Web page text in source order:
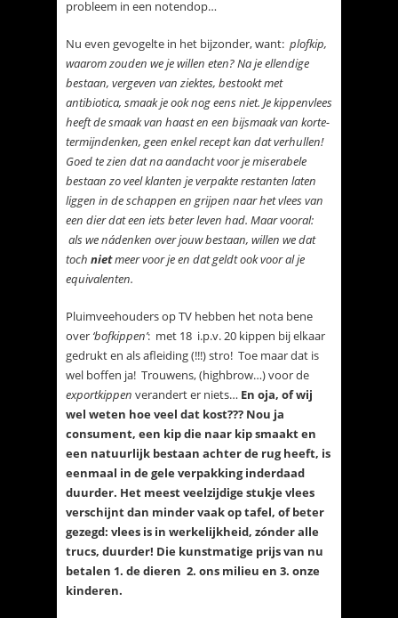
probleem in een notendop…
Nu even gevogelte in het bijzonder, want: plofkip,
waarom zouden we je willen eten? Na je ellendige
bestaan, vergeven van ziektes, bestookt met
antibiotica, smaak je ook nog eens niet. Je kippenvlees
heeft de smaak van haast en een bijsmaak van korte-
termijndenken, geen enkel recept kan dat verhullen!
Goed te zien dat na aandacht voor je miserabele
bestaan zo veel klanten je verpakte restanten laten
liggen in de schappen en grijpen naar het vlees van
een dier dat een iets beter leven had. Maar vooral:
als we nádenken over jouw bestaan, willen we dat
toch nietmeer voor je en dat geldt ook voor al je
equivalenten.
Pluimveehouders op TV hebben het nota bene
over ‘bofkippen’: met 18 i.p.v. 20 kippen bij elkaar
gedrukt en als afleiding (!!!) stro! Toe maar dat is
wel boffen ja! Trouwens, (highbrow…) voor de
exportkippen verandert er niets… En oja, of wij
wel weten hoe veel dat kost??? Nou ja
consument, een kip die naar kip smaakt en
een natuurlijk bestaan achter de rug heeft, is
eenmaal in de gele verpakking inderdaad
duurder. Het meest veelzijdige stukje vlees
verschijnt dan minder vaak op tafel, of beter
gezegd: vlees is in werkelijkheid, zónder alle
trucs, duurder! Die kunstmatige prijs van nu
betalen 1. de dieren 2. ons milieu en 3. onze
kinderen.